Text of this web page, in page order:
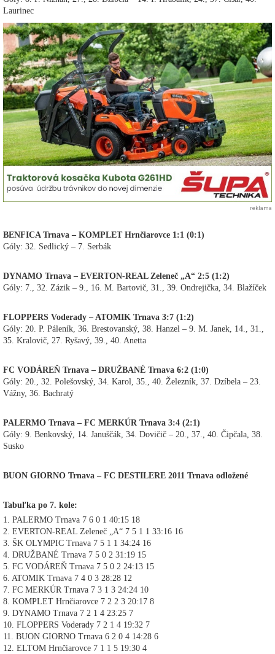
Laurinec
reklama
BENFICA Trnava – KOMPLET Hrnčiarovce 1:1 (0:1)
Góly: 32. Sedlický – 7. Serbák
DYNAMO Trnava – EVERTON-REAL Zeleneč „A“ 2:5 (1:2)
Góly: 7., 32. Zázik – 9., 16. M. Bartovič, 31., 39. Ondrejička, 34. Blažíček
FLOPPERS Voderady – ATOMIK Trnava 3:7 (1:2)
Góly: 20. P. Páleník, 36. Brestovanský, 38. Hanzel – 9. M. Janek, 14., 31.,
35. Kralovič, 27. Ryšavý, 39., 40. Anetta
FC VODÁREŇ Trnava – DRUŽBANÉ Trnava 6:2 (1:0)
Góly: 20., 32. Polešovský, 34. Karol, 35., 40. Železník, 37. Dzíbela – 23.
Vážny, 36. Bachratý
PALERMO Trnava – FC MERKÚR Trnava 3:4 (2:1)
Góly: 9. Benkovský, 14. Januščák, 34. Dovičič – 20., 37., 40. Čipčala, 38.
Susko
BUON GIORNO Trnava – FC DESTILERE 2011 Trnava odložené
Tabuľka po 7. kole:
1. PALERMO Trnava 7 6 0 1 40:15 18
2. EVERTON-REAL Zeleneč „A“ 7 5 1 1 33:16 16
3. ŠK OLYMPIC Trnava 7 5 1 1 34:24 16
4. DRUŽBANÉ Trnava 7 5 0 2 31:19 15
5. FC VODÁREŇ Trnava 7 5 0 2 24:13 15
6. ATOMIK Trnava 7 4 0 3 28:28 12
7. FC MERKÚR Trnava 7 3 1 3 24:24 10
8. KOMPLET Hrnčiarovce 7 2 2 3 20:17 8
9. DYNAMO Trnava 7 2 1 4 23:25 7
10. FLOPPERS Voderady 7 2 1 4 19:32 7
11. BUON GIORNO Trnava 6 2 0 4 14:28 6
12. ELTOM Hrnčiarovce 7 1 1 5 19:30 4